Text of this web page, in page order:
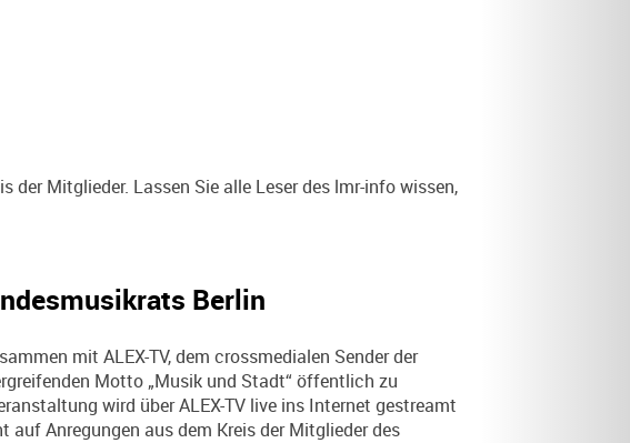
Mitglieder. Lassen Sie alle Leser des lmr-info wissen,
Berlin
mit ALEX-TV, dem crossmedialen Sender der
Motto „Musik und Stadt“ öffentlich zu
wird über ALEX-TV live ins Internet gestreamt
Anregungen aus dem Kreis der Mitglieder des